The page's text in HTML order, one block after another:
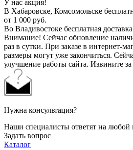
У нас акция!
В Хабаровске, Комсомольске
от 1 000 руб.
Во Владивостоке бесплатная
Внимание! Сейчас обновление
раз в сутки. При заказе в интернет-
размеры могут уже закончиться.
улучшение работы сайта. Извините
Нужна консультация?
Наши специалисты ответят на
Задать вопрос
Каталог